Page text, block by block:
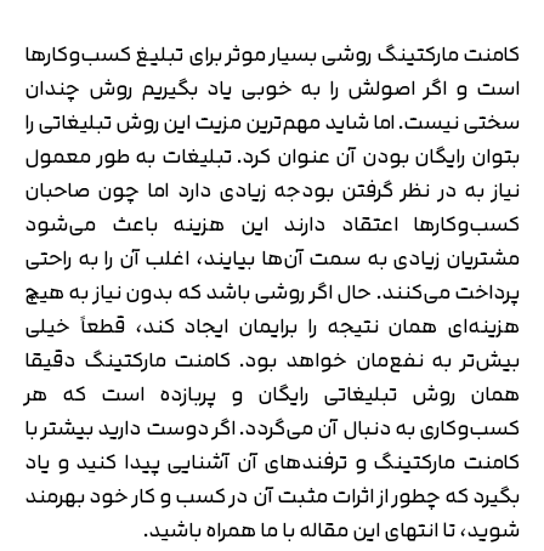
کامنت مارکتینگ روشی بسیار موثر برای تبلیغ کسب‌وکارها
است و اگر اصولش را به خوبی یاد بگیریم روش چندان
سختی نیست. اما شاید مهم‌ترین مزیت این روش تبلیغاتی را
بتوان رایگان بودن آن عنوان کرد. تبلیغات به طور معمول
نیاز به در نظر گرفتن بودجه زیادی دارد اما چون صاحبان
کسب‌وکارها اعتقاد دارند این هزینه باعث می‌شود
مشتریان زیادی به سمت آن‌ها بیایند، اغلب آن را به راحتی
پرداخت می‌کنند. حال اگر روشی باشد که بدون نیاز به هیچ
هزینه‌ای همان نتیجه را برایمان ایجاد کند، قطعاً خیلی
بیش‌تر به نفع‌مان خواهد بود. کامنت مارکتینگ دقیقا
همان روش تبلیغاتی رایگان و پربازده است که هر
کسب‌وکاری به دنبال آن می‌گردد. اگر دوست دارید بیشتر با
کامنت مارکتینگ و ترفندهای آن آشنایی پیدا کنید و یاد
بگیرد که چطور از اثرات مثبت آن در کسب و کار خود بهرمند
شوید، تا انتهای این مقاله با ما همراه باشید.